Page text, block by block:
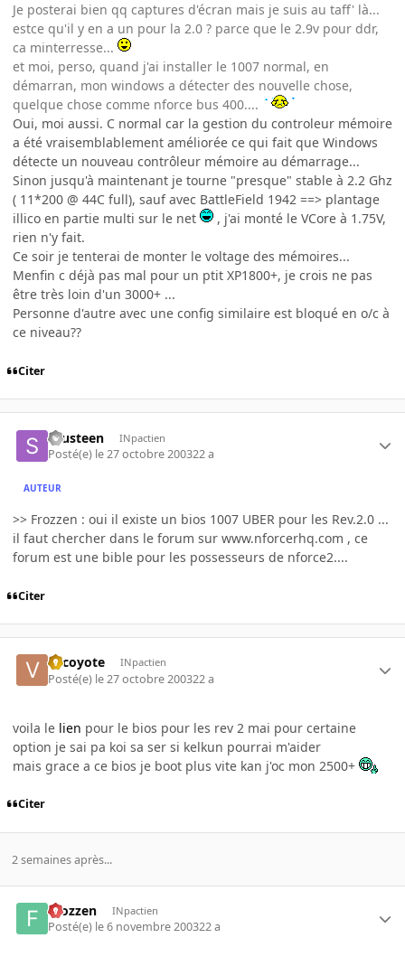
Je posterai bien qq captures d'écran mais je suis au taff' là...
estce qu'il y en a un pour la 2.0 ? parce que le 2.9v pour ddr,
ca minterresse...
et moi, perso, quand j'ai installer le 1007 normal, en
démarran, mon windows a détecter des nouvelle chose,
quelque chose comme nforce bus 400....
Oui, moi aussi. C normal car la gestion du controleur mémoire
a été vraisemblablement améliorée ce qui fait que Windows
détecte un nouveau contrôleur mémoire au démarrage...
Sinon jusqu'à maintenant je tourne "presque" stable à 2.2 Ghz
( 11*200 @ 44C full), sauf avec BattleField 1942 ==> plantage
illico en partie multi sur le net
, j'ai monté le VCore à 1.75V,
rien n'y fait.
Ce soir je tenterai de monter le voltage des mémoires...
Menfin c déjà pas mal pour un ptit XP1800+, je crois ne pas
être très loin d'un 3000+ ...
Personne d'autre avec une config similaire est bloqué en o/c à
ce niveau??
Citer
sausteen INpactien
Posté(e) le 27 octobre 200322 a
AUTEUR
>> Frozzen : oui il existe un bios 1007 UBER pour les Rev.2.0 ...
il faut chercher dans le forum sur www.nforcerhq.com , ce
forum est une bible pour les possesseurs de nforce2....
Citer
vilcoyote INpactien
Posté(e) le 27 octobre 200322 a
voila le lien pour le bios pour les rev 2 mai pour certaine
option je sai pa koi sa ser si kelkun pourrai m'aider
mais grace a ce bios je boot plus vite kan j'oc mon 2500+
Citer
2 semaines après...
Frozzen INpactien
Posté(e) le 6 novembre 200322 a